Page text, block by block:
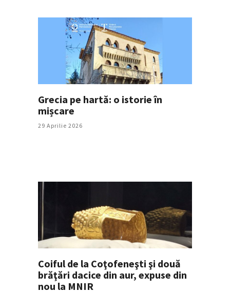
Grecia pe hartă: o istorie în
mișcare
29 Aprilie 2026
Coiful de la Coţofeneşti şi două
brăţări dacice din aur, expuse din
nou la MNIR